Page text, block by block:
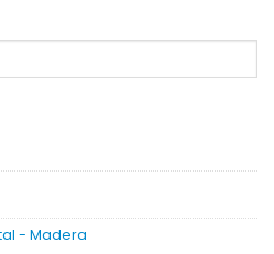
- Madera